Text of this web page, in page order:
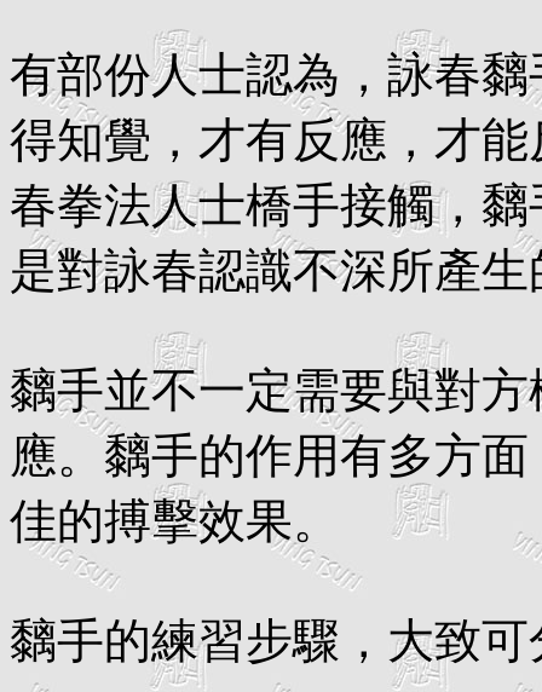
有部份人士認為，詠春
得知覺，才有反應，才
春拳法人士橋手接觸，
是對詠春認識不深所產
黐手並不一定需要與對
應。黐手的作用有多方
佳的搏擊效果。
黐手的練習步驟，大致